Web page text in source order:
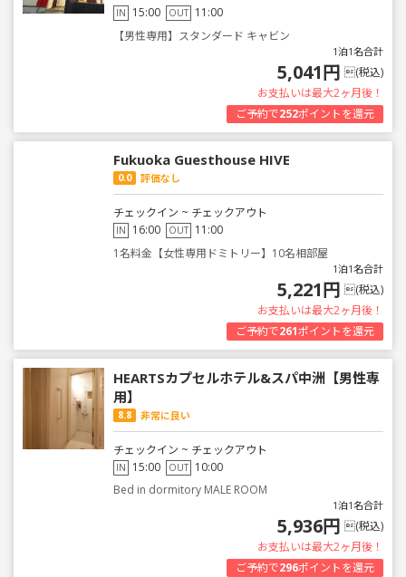
IN 15:00 OUT 11:00
【男性専用】スタンダード キャビン
1泊1名合計
5,041円 (税込)
お支払いは最大2ヶ月後！
ご予約で252ポイントを還元
Fukuoka Guesthouse HIVE
0.0 評価なし
チェックイン ~ チェックアウト
IN 16:00 OUT 11:00
1名料金【女性専用ドミトリー】10名相部屋
1泊1名合計
5,221円 (税込)
お支払いは最大2ヶ月後！
ご予約で261ポイントを還元
HEARTSカプセルホテル&スパ中洲【男性専
用】
8.8 非常に良い
チェックイン ~ チェックアウト
IN 15:00 OUT 10:00
Bed in dormitory MALE ROOM
1泊1名合計
5,936円 (税込)
お支払いは最大2ヶ月後！
ご予約で296ポイントを還元